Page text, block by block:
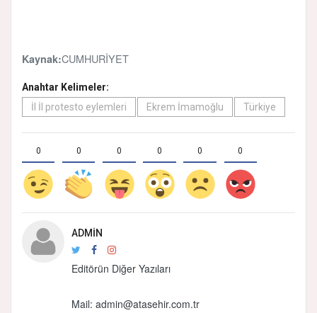
Kaynak:CUMHURİYET
Anahtar Kelimeler:
İl İl protesto eylemleri
Ekrem İmamoğlu Türkiye
0 0 0 0 0 0
ADMIN
Editörün Diğer Yazıları
Mail: admin@atasehir.com.tr